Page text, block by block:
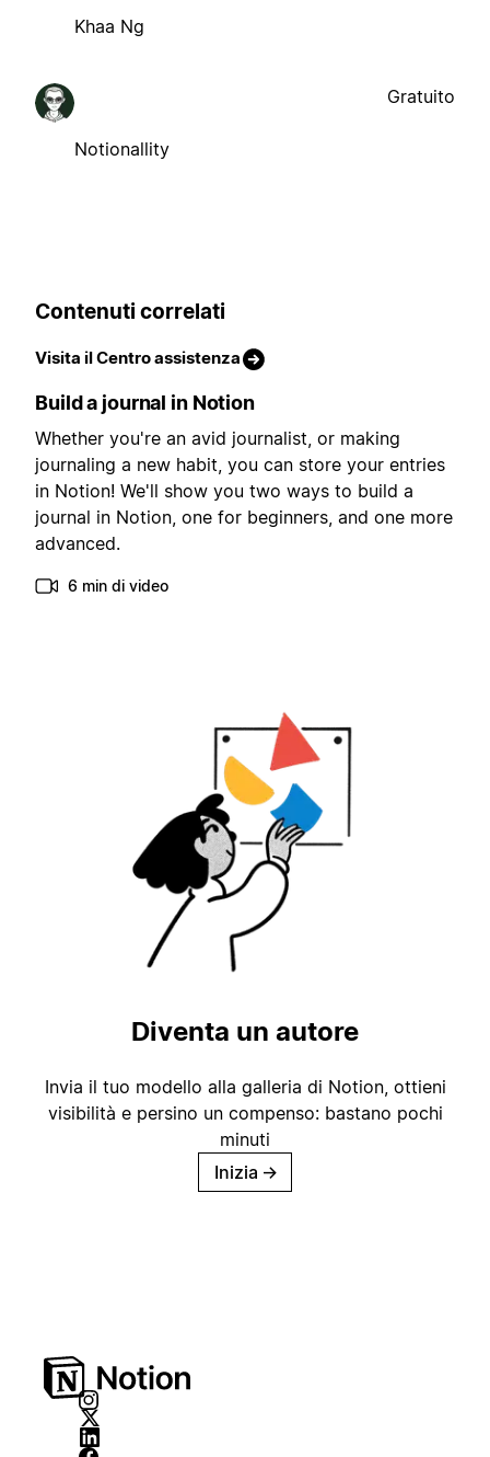
Khaa Ng
Notionallity
Gratuito
Contenuti correlati
Visita il Centro assistenza
Build a journal in Notion
Whether you're an avid journalist, or making
journaling a new habit, you can store your entries
in Notion! We'll show you two ways to build a
journal in Notion, one for beginners, and one more
advanced.
6 min di video
Diventa un autore
Invia il tuo modello alla galleria di Notion, ottieni
visibilità e persino un compenso: bastano pochi
minuti
Inizia →